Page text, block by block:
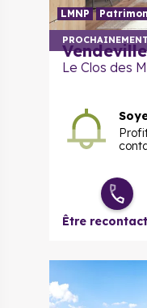
LMNP
Le Clos des
Être